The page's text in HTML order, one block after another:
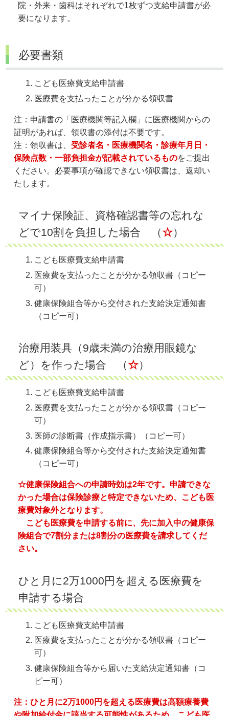
院・外来・歯科はそれぞれで1枚ずつ支給申請書が必
要になります。
必要書類
こども医療費支給申請書
医療費を支払ったことが分かる領収書
注：申請書の「医療機関等記入欄」に医療機関からの
証明があれば、領収書の添付は不要です。
注：領収書は、 受診者名・医療機関名・診療年月日・
保険点数・一部負担金が記載されているものをご提出
ください。必要事項が確認できない領収書は、返却い
たします。
マイナ保険証、資格確認書等の忘れな
どで10割を負担した場合 （☆）
こども医療費支給申請書
医療費を支払ったことが分かる領収書（コピー
可）
健康保険組合等から交付された支給決定通知書
（コピー可）
治療用装具（9歳未満の治療用眼鏡な
ど）を作った場合 （☆）
こども医療費支給申請書
医療費を支払ったことが分かる領収書（コピー
可）
医師の診断書（作成指示書）（コピー可）
健康保険組合等から交付された支給決定通知書
（コピー可）
☆健康保険組合への申請時効は2年です。 申請できな
かった場合は保険診療と特定できないため、こども医
療費対象外となります。
こども医療費を申請する前に、先に加入中の健康保
険組合で7割分または8割分の医療費を請求してくだ
さい。
ひと月に2万1000円を超える医療費を
申請する場合
こども医療費支給申請書
医療費を支払ったことが分かる領収書（コピー
可）
健康保険組合等から届いた支給決定通知書（コ
ピー可）
注：ひと月に2万1000円を超える医療費は高額療養費